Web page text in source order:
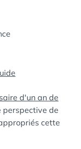
d'un an de
perspective de
cette